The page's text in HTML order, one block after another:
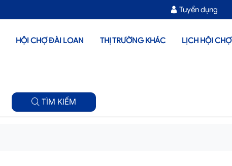
Tuyển dụng
HỘI CHỢ ĐÀI LOAN THỊ TRƯỜNG KHÁC LỊCH HỘI CHỢ
TÌM KIẾM